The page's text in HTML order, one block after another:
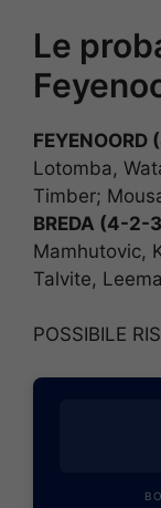
Le
Lotomba,
Timber;
BREDA (4-2-
Mamhutovic,
Talvite,
POSSIBILE